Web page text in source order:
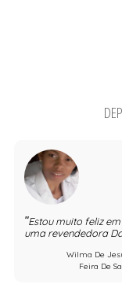
Estou muito feliz
uma revendedora
Wilma De
Feira De